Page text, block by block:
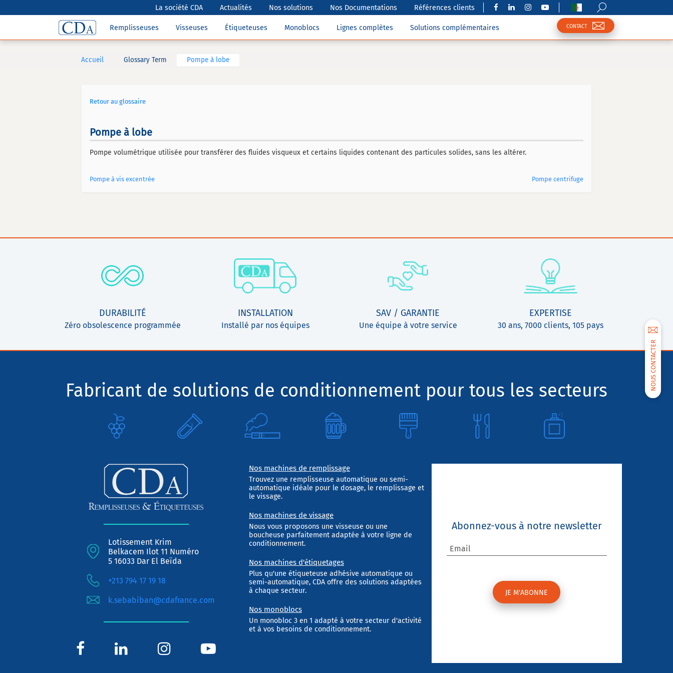
La société CDA Actualités Nos solutions Nos Documentations Références clients
Remplisseuses Visseuses Étiqueteuses Monoblocs Lignes complètes Solutions complémentaires CONTACT
NOUS CONTACTER
Accueil Glossary Term Pompe à lobe
Retour au glossaire
Pompe à lobe
Pompe volumétrique utilisée pour transférer des fluides visqueux et certains liquides contenant des particules solides, sans les altérer.
Pompe à vis excentrée Pompe centrifuge
DURABILITÉ
Zéro obsolescence programmée
INSTALLATION
Installé par nos équipes
SAV / GARANTIE
Une équipe à votre service
EXPERTISE
30 ans, 7000 clients, 105 pays
Fabricant de solutions de conditionnement pour tous les secteurs
Lotissement Krim
Belkacem Ilot 11 Numéro
5 16033 Dar El Beïda
+213 794 17 19 18
k.sebabiban@cdafrance.com
Nos machines de remplissage
Trouvez une remplisseuse automatique ou semi-
automatique idéale pour le dosage, le remplissage et
le vissage.
Nos machines de vissage
Nous vous proposons une visseuse ou une
boucheuse parfaitement adaptée à votre ligne de
conditionnement.
Nos machines d'étiquetages
Plus qu'une étiqueteuse adhésive automatique ou
semi-automatique, CDA offre des solutions adaptées
à chaque secteur.
Nos monoblocs
Un monobloc 3 en 1 adapté à votre secteur d'activité
et à vos besoins de conditionnement.
Abonnez-vous à notre newsletter
Email